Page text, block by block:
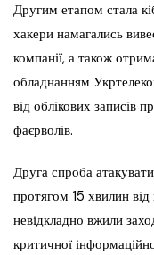
Другим етапом стала
хакери намагались
компанії, а також
обладнанням
від облікових записів
фаєрволів.
Друга спроба
протягом 15 хвилин
невідкладно вжили
критичної